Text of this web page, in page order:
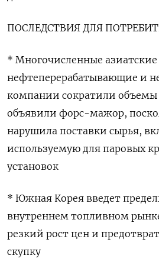
ПОСЛЕДСТВИЯ ДЛЯ
* Многочисленные азиатские
нефтеперерабатывающие и
компании сократили ‌объемы
объявили форс-мажор,
нарушила поставки сырья,
используемую для паровых
установок
* Южная Корея введет
внутреннем топливном
резкий рост цен и
скупку